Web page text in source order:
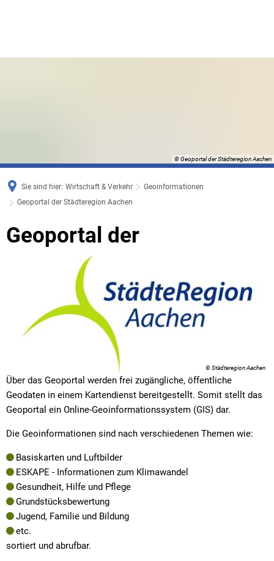
© Geoportal der Städteregion Aachen
Sie sind hier: Wirtschaft & Verkehr
Geoinformationen
Geoportal der Städteregion Aachen
Geoportal
Städteregion
Geoportal der
© Städteregion Aachen
Über das Geoportal werden frei zugängliche, öffentliche
Geodaten in einem Kartendienst bereitgestellt. Somit stellt das
Geoportal ein Online-Geoinformationssystem (GIS) dar.
Die Geoinformationen sind nach verschiedenen Themen wie:
Basiskarten und Luftbilder
ESKAPE - Informationen zum Klimawandel
Gesundheit, Hilfe und Pflege
Grundstücksbewertung
Jugend, Familie und Bildung
etc.
sortiert und abrufbar.